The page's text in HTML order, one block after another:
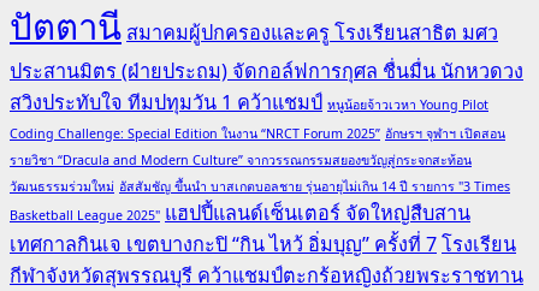
ปัตตานี สมาคมผู้ปกครองและครู โรงเรียนสาธิต มศว
ประสานมิตร (ฝ่ายประถม) จัดกอล์ฟการกุศล ชื่นมื่น นักหวดวง
สวิงประทับใจ ทีมปทุมวัน 1 คว้าแชมป์ หนูน้อยจ้าวเวหา Young Pilot
Coding Challenge: Special Edition ในงาน “NRCT Forum 2025” อักษรฯ จุฬาฯ เปิดสอน
รายวิชา “Dracula and Modern Culture” จากวรรณกรรมสยองขวัญสู่กระจกสะท้อน
วัฒนธรรมร่วมใหม่ อัสสัมชัญ ขึ้นนำ บาสเกตบอลชาย รุ่นอายุไม่เกิน 14 ปี รายการ "3 Times
Basketball League 2025" แฮปปี้แลนด์เซ็นเตอร์ จัดใหญ่สืบสาน
เทศกาลกินเจ เขตบางกะปิ “กิน ไหว้ อิ่มบุญ” ครั้งที่ 7โรงเรียน
กีฬาจังหวัดสุพรรณบุรี คว้าแชมป์ตะกร้อหญิงถ้วยพระราชทาน